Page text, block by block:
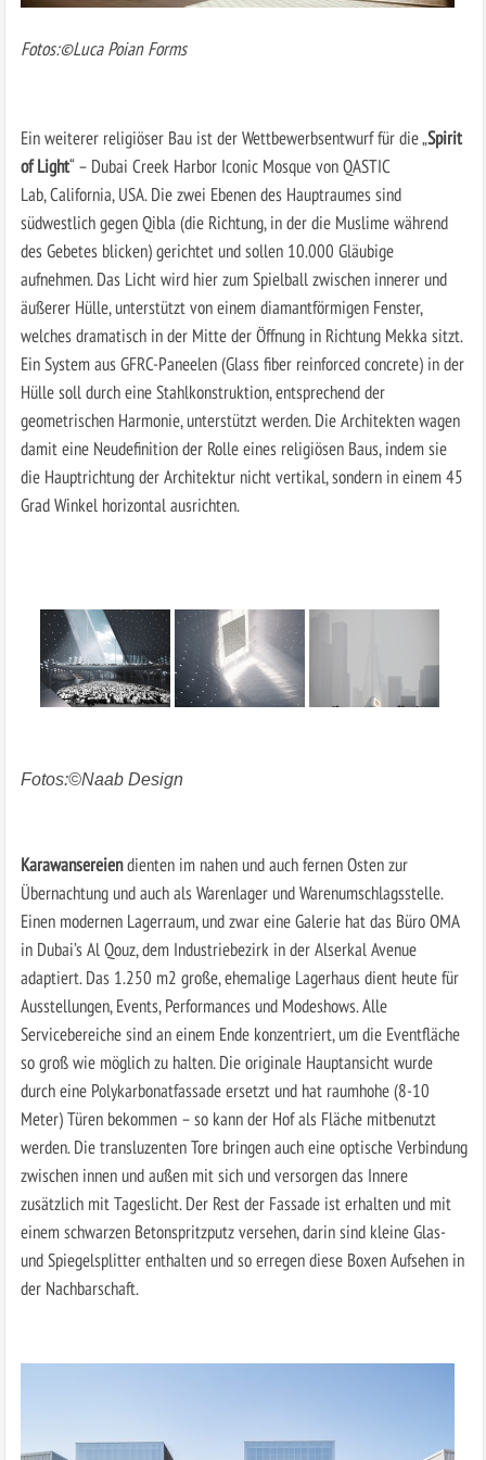
Fotos:©Luca Poian Forms
Ein weiterer religiöser Bau ist der Wettbewerbsentwurf für die „Spirit
of Light“ – Dubai Creek Harbor Iconic Mosque von QASTIC
Lab, California, USA. Die zwei Ebenen des Hauptraumes sind
südwestlich gegen Qibla (die Richtung, in der die Muslime während
des Gebetes blicken) gerichtet und sollen 10.000 Gläubige
aufnehmen. Das Licht wird hier zum Spielball zwischen innerer und
äußerer Hülle, unterstützt von einem diamantförmigen Fenster,
welches dramatisch in der Mitte der Öffnung in Richtung Mekka sitzt.
Ein System aus GFRC-Paneelen (Glass fiber reinforced concrete) in der
Hülle soll durch eine Stahlkonstruktion, entsprechend der
geometrischen Harmonie, unterstützt werden. Die Architekten wagen
damit eine Neudefinition der Rolle eines religiösen Baus, indem sie
die Hauptrichtung der Architektur nicht vertikal, sondern in einem 45
Grad Winkel horizontal ausrichten.
Fotos:©Naab Design
Karawansereiendienten im nahen und auch fernen Osten zur
Übernachtung und auch als Warenlager und Warenumschlagsstelle.
Einen modernen Lagerraum, und zwar eine Galerie hat das Büro OMA
in Dubai’s Al Qouz, dem Industriebezirk in der Alserkal Avenue
adaptiert. Das 1.250 m2 große, ehemalige Lagerhaus dient heute für
Ausstellungen, Events, Performances und Modeshows. Alle
Servicebereiche sind an einem Ende konzentriert, um die Eventfläche
so groß wie möglich zu halten. Die originale Hauptansicht wurde
durch eine Polykarbonatfassade ersetzt und hat raumhohe (8-10
Meter) Türen bekommen – so kann der Hof als Fläche mitbenutzt
werden. Die transluzenten Tore bringen auch eine optische Verbindung
zwischen innen und außen mit sich und versorgen das Innere
zusätzlich mit Tageslicht. Der Rest der Fassade ist erhalten und mit
einem schwarzen Betonspritzputz versehen, darin sind kleine Glas-
und Spiegelsplitter enthalten und so erregen diese Boxen Aufsehen in
der Nachbarschaft.